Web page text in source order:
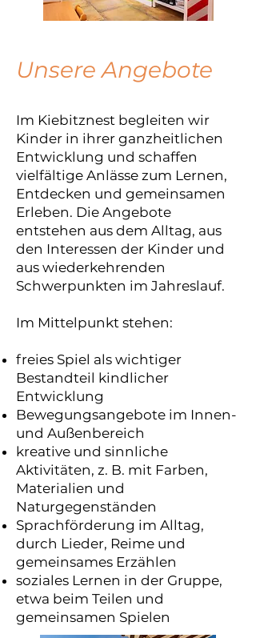
Unsere Angebote
Im Kiebitznest begleiten wir
Kinder in ihrer ganzheitlichen
Entwicklung und schaffen
vielfältige Anlässe zum Lernen,
Entdecken und gemeinsamen
Erleben. Die Angebote
entstehen aus dem Alltag, aus
den Interessen der Kinder und
aus wiederkehrenden
Schwerpunkten im Jahreslauf.
Im Mittelpunkt stehen:
freies Spiel als wichtiger
Bestandteil kindlicher
Entwicklung
Bewegungsangebote im Innen-
und Außenbereich
kreative und sinnliche
Aktivitäten, z. B. mit Farben,
Materialien und
Naturgegenständen
Sprachförderung im Alltag,
durch Lieder, Reime und
gemeinsames Erzählen
soziales Lernen in der Gruppe,
etwa beim Teilen und
gemeinsamen Spielen